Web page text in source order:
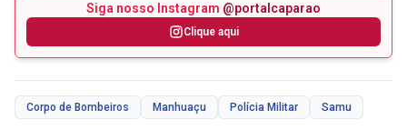
Siga nosso Instagram @portalcaparao
Clique aqui
Corpo de Bombeiros Manhuaçu Polícia Militar Samu